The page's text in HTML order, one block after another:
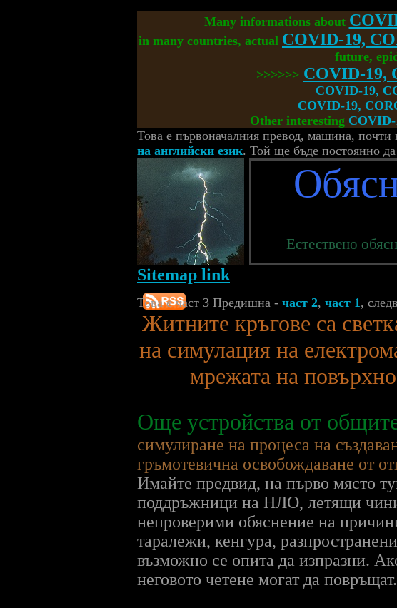
Many informations about
in many countries, actual COVID-19,
future,
>>>>>> COVID-19,
COVID-19,
COVID-19,
Other interesting COVID-
Това е първоначалния превод, машина,
на английски език. Той ще бъде постоянно
Естествено
Sitemap link
Това е част 3 Предишна - част 2, част 1,
Житните кръгове са
на симулация на
мрежата на
Още устройства от
симулиране на процеса на
гръмотевична освобождаване от
Имайте предвид, на първо място
поддръжници на НЛО, летящи
непроверими обяснение на
таралежи, кенгура,
възможно се опита да изпразни.
неговото четене могат да